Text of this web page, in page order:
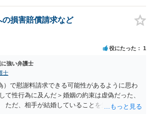
当、実費が発生することもあります。 もっと
か、相手方の住所・勤務先が分かるか、慰謝料
で終わるか訴訟まで見込むかによって、費用は
、交渉だけの場合、訴訟になった場合、回収
用を確認しておくとよいでしょう。 弁護士選び
言い過ぎないか、質問に具体的に答えてくれる
、電話、弁護士直接か事務局員を介するかな
合うかを確認するとよいと思います。いずれに
の相談・依頼にあたっては、証拠資料、夫と相
氏名・住所等、夫婦関係への影響、離婚予定の
の損害賠償請求など
役にたった 1
強い弁護士
士
）で慰謝料請求できる可能性があるように思わ
て性行為に及んだ＞婚姻の約束は虚偽だった、
ただ、相手が結婚していることを知って行為に